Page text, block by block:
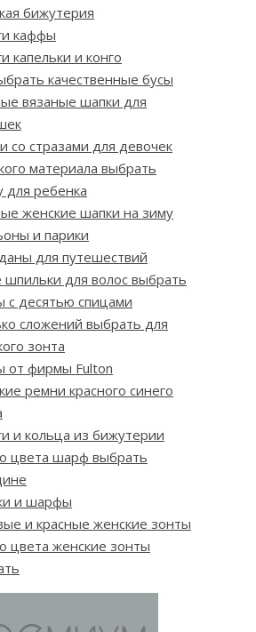
бижутерия
каффы
капельки и конго
качественные бусы
вязаные шапки для
со стразами для девочек
материала выбрать
для ребенка
женские шапки на зиму
и парики
для путешествий
шпильки для волос выбрать
с десятью спицами
сложений выбрать для
зонта
от фирмы Fulton
ремни красного синего
и кольца из бижутерии
цвета шарф выбрать
и шарфы
и красные женские зонты
цвета женские зонты